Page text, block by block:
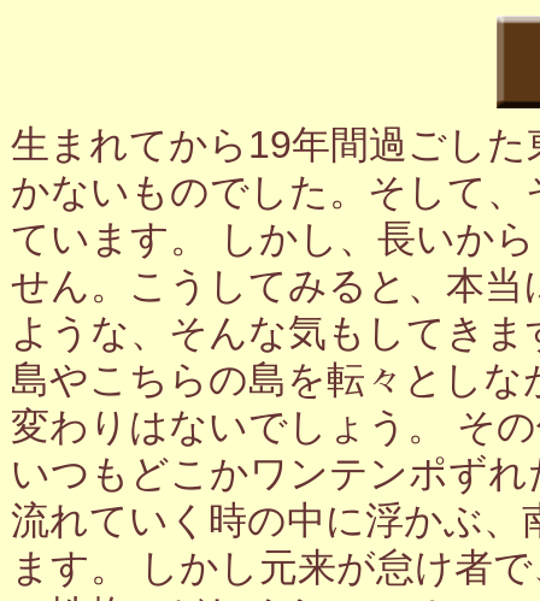
生まれてから19年間過ごし
かないものでした。そして
ています。 しかし、長いか
せん。こうしてみると、本
ような、そんな気もしてき
島やこちらの島を転々とし
変わりはないでしょう。 そ
いつもどこかワンテンポず
流れていく時の中に浮かぶ
ます。 しかし元来が怠け者